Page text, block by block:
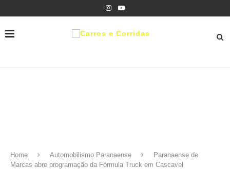
Home Automobilismo Paranaense
Paranaense de
Marcas abre programação da Fórmula Truck em Cascavel